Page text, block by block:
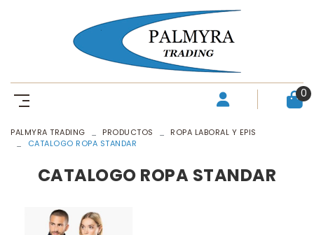
0
PALMYRA TRADING PRODUCTOS
ROPA LABORAL Y EPIS
CATALOGO ROPA STANDAR
CATALOGO ROPA STANDAR